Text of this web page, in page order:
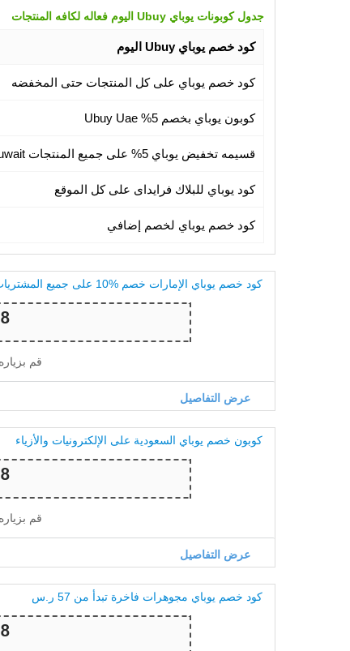
جدول كوبونات يوباي Ubuy اليوم فعاله لكافه المنتجات
كود خصم يوباي Ubuy اليوم
كود خصم يوباي على كل المنتجات حتى المخفضه
كوبون يوباي بخصم 5% Ubuy Uae
قسيمه تخفيض يوباي 5% على جميع المنتجات Ubuy Kuwait
كود يوباي للبلاك فرايداى على كل الموقع
كود خصم يوباي لخصم إضافي
كود خصم يوباي الإمارات خصم %10 على جميع المشتريات
قم
عرض التفاصيل
كوبون خصم يوباي السعودية على الإلكترونيات والأزياء
قم
عرض التفاصيل
كود خصم يوباي مجوهرات فاخرة تبدأ من 57 ر.س